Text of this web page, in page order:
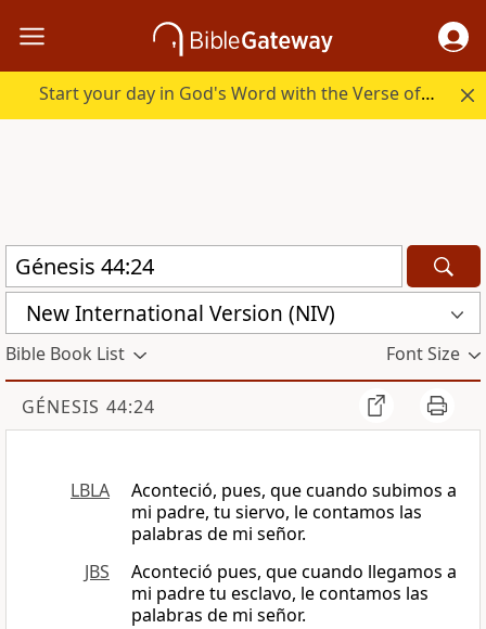
Start your day in God's Word with the Verse of the Day.
New International Version (NIV)
Bible Book List Font Size
GÉNESIS 44:24
LBLA
Aconteció, pues, que cuando subimos a
mi padre, tu siervo, le contamos las
palabras de mi señor.
JBS
Aconteció pues, que cuando llegamos a
mi padre tu esclavo, le contamos las
palabras de mi señor.